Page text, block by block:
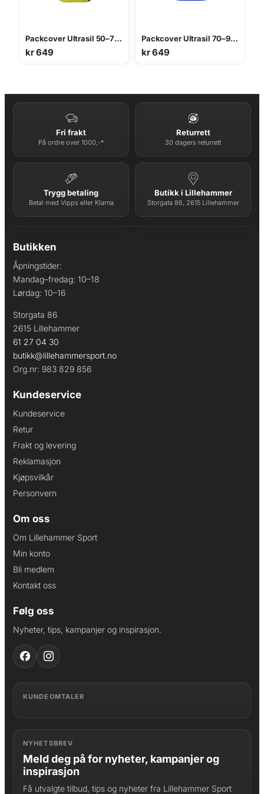
Packcover Ultrasil 50–70L regntrekk
kr649
Packcover Ultrasil 70–95L regntrekk
kr649
Fri frakt
På ordre over 1000,-*
Returrett
30 dagers returrett
Trygg betaling
Betal med Vipps eller Klarna
Butikk i Lillehammer
Storgata 86, 2615 Lillehammer
Butikken
Åpningstider:
Mandag–fredag: 10–18
Lørdag: 10–16
Storgata 86
2615 Lillehammer
61 27 04 30
butikk@lillehammersport.no
Org.nr: 983 829 856
Kundeservice
Kundeservice
Retur
Frakt og levering
Reklamasjon
Kjøpsvilkår
Personvern
Om oss
Om Lillehammer Sport
Min konto
Bli medlem
Kontakt oss
Følg oss
Nyheter, tips, kampanjer og inspirasjon.
KUNDEOMTALER
NYHETSBREV
Meld deg på for nyheter, kampanjer og
inspirasjon
Få utvalgte tilbud, tips og nyheter fra Lillehammer Sport